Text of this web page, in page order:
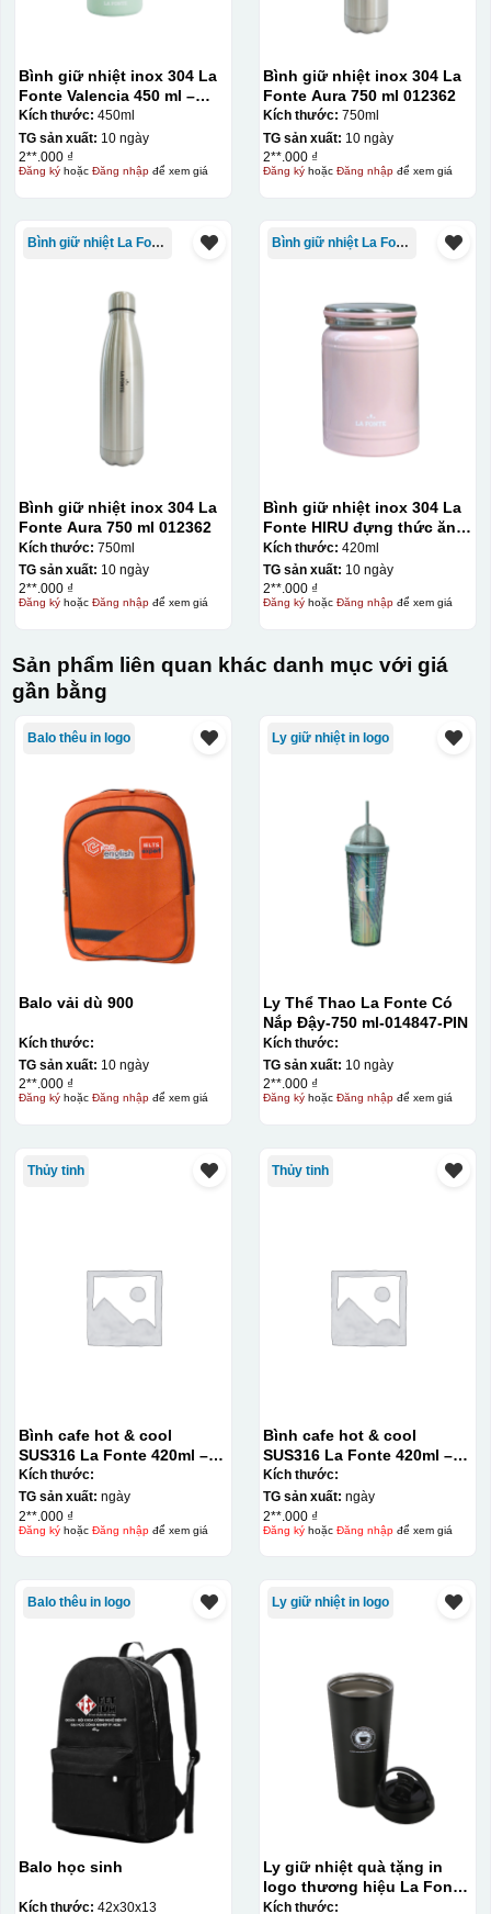
tặng khác. Kỹ thuật này cho phép in được nhiều màu sắc
khác nhau, độ bền cao, có thể in trên nhiều chất liệu và
quy trình chuẩn bị kỹ lưỡng và chi phí setup ban đầu
tương đối cao.
Kiểu hộp:
Hộp định hình
Hộp diêm quai xách lót lụa
đây là kiểu hộp quay xách lót lụa chỉ khác là thêm quai
thêm tiền
Hộp xi lót lụa
Hộp xi ấm chén
Bình giữ nhiệt inox 304 La
Fonte Valencia 450 ml –
012355
Kích thước: 450ml
TG sản xuất: 10 ngày
2**.000 ₫
Đăng kýhoặc Đăng nhậpđể xem giá
Bình giữ nhiệt inox 304 La
Fonte Aura 750 ml 012362
Kích thước: 750ml
TG sản xuất: 10 ngày
2**.000 ₫
Đăng kýhoặc Đăng nhậpđể xem giá
Bình giữ nhiệt La Fonte
Bình giữ nhiệt inox 304 La
Fonte Aura 750 ml 012362
Kích thước: 750ml
TG sản xuất: 10 ngày
2**.000 ₫
Đăng kýhoặc Đăng nhậpđể xem giá
Bình giữ nhiệt La Fonte
Bình giữ nhiệt inox 304 La
Fonte HIRU đựng thức ăn
420 ml – 012348
Kích thước: 420ml
TG sản xuất: 10 ngày
2**.000 ₫
Đăng kýhoặc Đăng nhậpđể xem giá
Sản phẩm liên quan khác danh mục với giá
gần bằng
Balo thêu in logo
Balo vải dù 900
Kích thước:
TG sản xuất: 10 ngày
2**.000 ₫
Đăng kýhoặc Đăng nhậpđể xem giá
Ly giữ nhiệt in logo
Ly Thể Thao La Fonte Có
Nắp Đậy-750 ml-014847-PIN
Kích thước:
TG sản xuất: 10 ngày
2**.000 ₫
Đăng kýhoặc Đăng nhậpđể xem giá
Thủy tinh
Bình cafe hot & cool
SUS316 La Fonte 420ml –
012775
Kích thước:
TG sản xuất: ngày
2**.000 ₫
Đăng kýhoặc Đăng nhậpđể xem giá
Thủy tinh
Bình cafe hot & cool
SUS316 La Fonte 420ml –
012775
Kích thước:
TG sản xuất: ngày
2**.000 ₫
Đăng kýhoặc Đăng nhậpđể xem giá
Balo thêu in logo
Balo học sinh
Kích thước: 42x30x13
Ly giữ nhiệt in logo
Ly giữ nhiệt quà tặng in
logo thương hiệu La Fonte
500ml KQ-LGN16
Kích thước: